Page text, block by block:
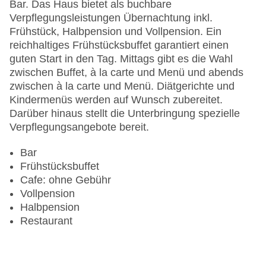
Pools:Kinderbecken, Indoor Pool: ohne Gebühr
Zahlungsarten: American Express, Diners Club,
EC Maestro, Mastercard, Visa
Landeskategorie: 4 Sterne
Bar. Das Haus bietet als buchbare
Verpflegungsleistungen Übernachtung inkl.
Frühstück, Halbpension und Vollpension. Ein
reichhaltiges Frühstücksbuffet garantiert einen
guten Start in den Tag. Mittags gibt es die Wahl
zwischen Buffet, à la carte und Menü und abends
zwischen à la carte und Menü. Diätgerichte und
Kindermenüs werden auf Wunsch zubereitet.
Darüber hinaus stellt die Unterbringung spezielle
Verpflegungsangebote bereit.
Bar
Frühstücksbuffet
Cafe: ohne Gebühr
Vollpension
Halbpension
Restaurant